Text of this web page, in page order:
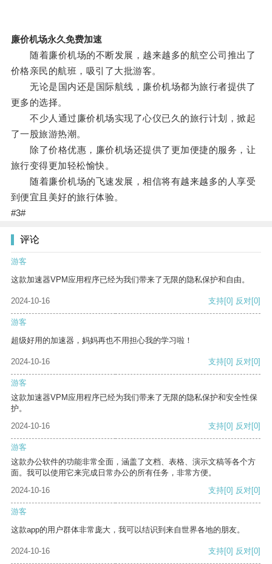
廉价机场永久免费加速
随着廉价机场的不断发展，越来越多的航空公司推出了
价格亲民的航班，吸引了大批游客。
无论是国内还是国际航线，廉价机场都为旅行者提供了
更多的选择。
不少人通过廉价机场实现了心仪已久的旅行计划，掀起
了一股旅游热潮。
除了价格优惠，廉价机场还提供了更加便捷的服务，让
旅行变得更加轻松愉快。
随着廉价机场的飞速发展，相信将有越来越多的人享受
到便宜且美好的旅行体验。
#3#
评论
游客
这款加速器VPM应用程序已经为我们带来了无限的隐私保护和自由。
2024-10-16 支持[0] 反对[0]
游客
超级好用的加速器，妈妈再也不用担心我的学习啦！
2024-10-16 支持[0] 反对[0]
游客
这款加速器VPM应用程序已经为我们带来了无限的隐私保护和安全性保
护。
2024-10-16
支持[0] 反对[0]
游客
这款办公软件的功能非常全面，涵盖了文档、表格、演示文稿等各个方
面。我可以使用它来完成日常办公的所有任务，非常方便。
2024-10-16
支持[0] 反对[0]
游客
这款app的用户群体非常庞大，我可以结识到来自世界各地的朋友。
2024-10-16 支持[0] 反对[0]